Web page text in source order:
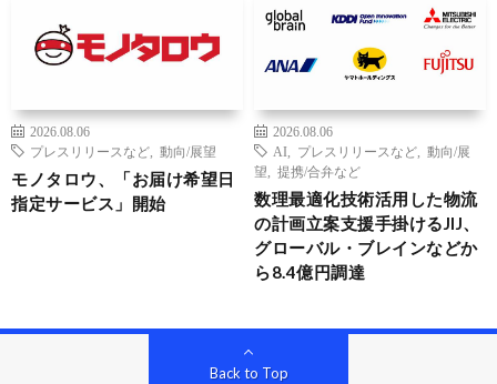
2026.08.06
プレスリリースなど
動向/展望
モノタロウ、「お届け希望日
指定サービス」開始
2026.08.06
AI
プレスリリースなど
動向/展
望
提携/合弁など
数理最適化技術活用した物流
の計画立案支援手掛けるJIJ、
グローバル・ブレインなどか
ら8.4億円調達
Back to Top